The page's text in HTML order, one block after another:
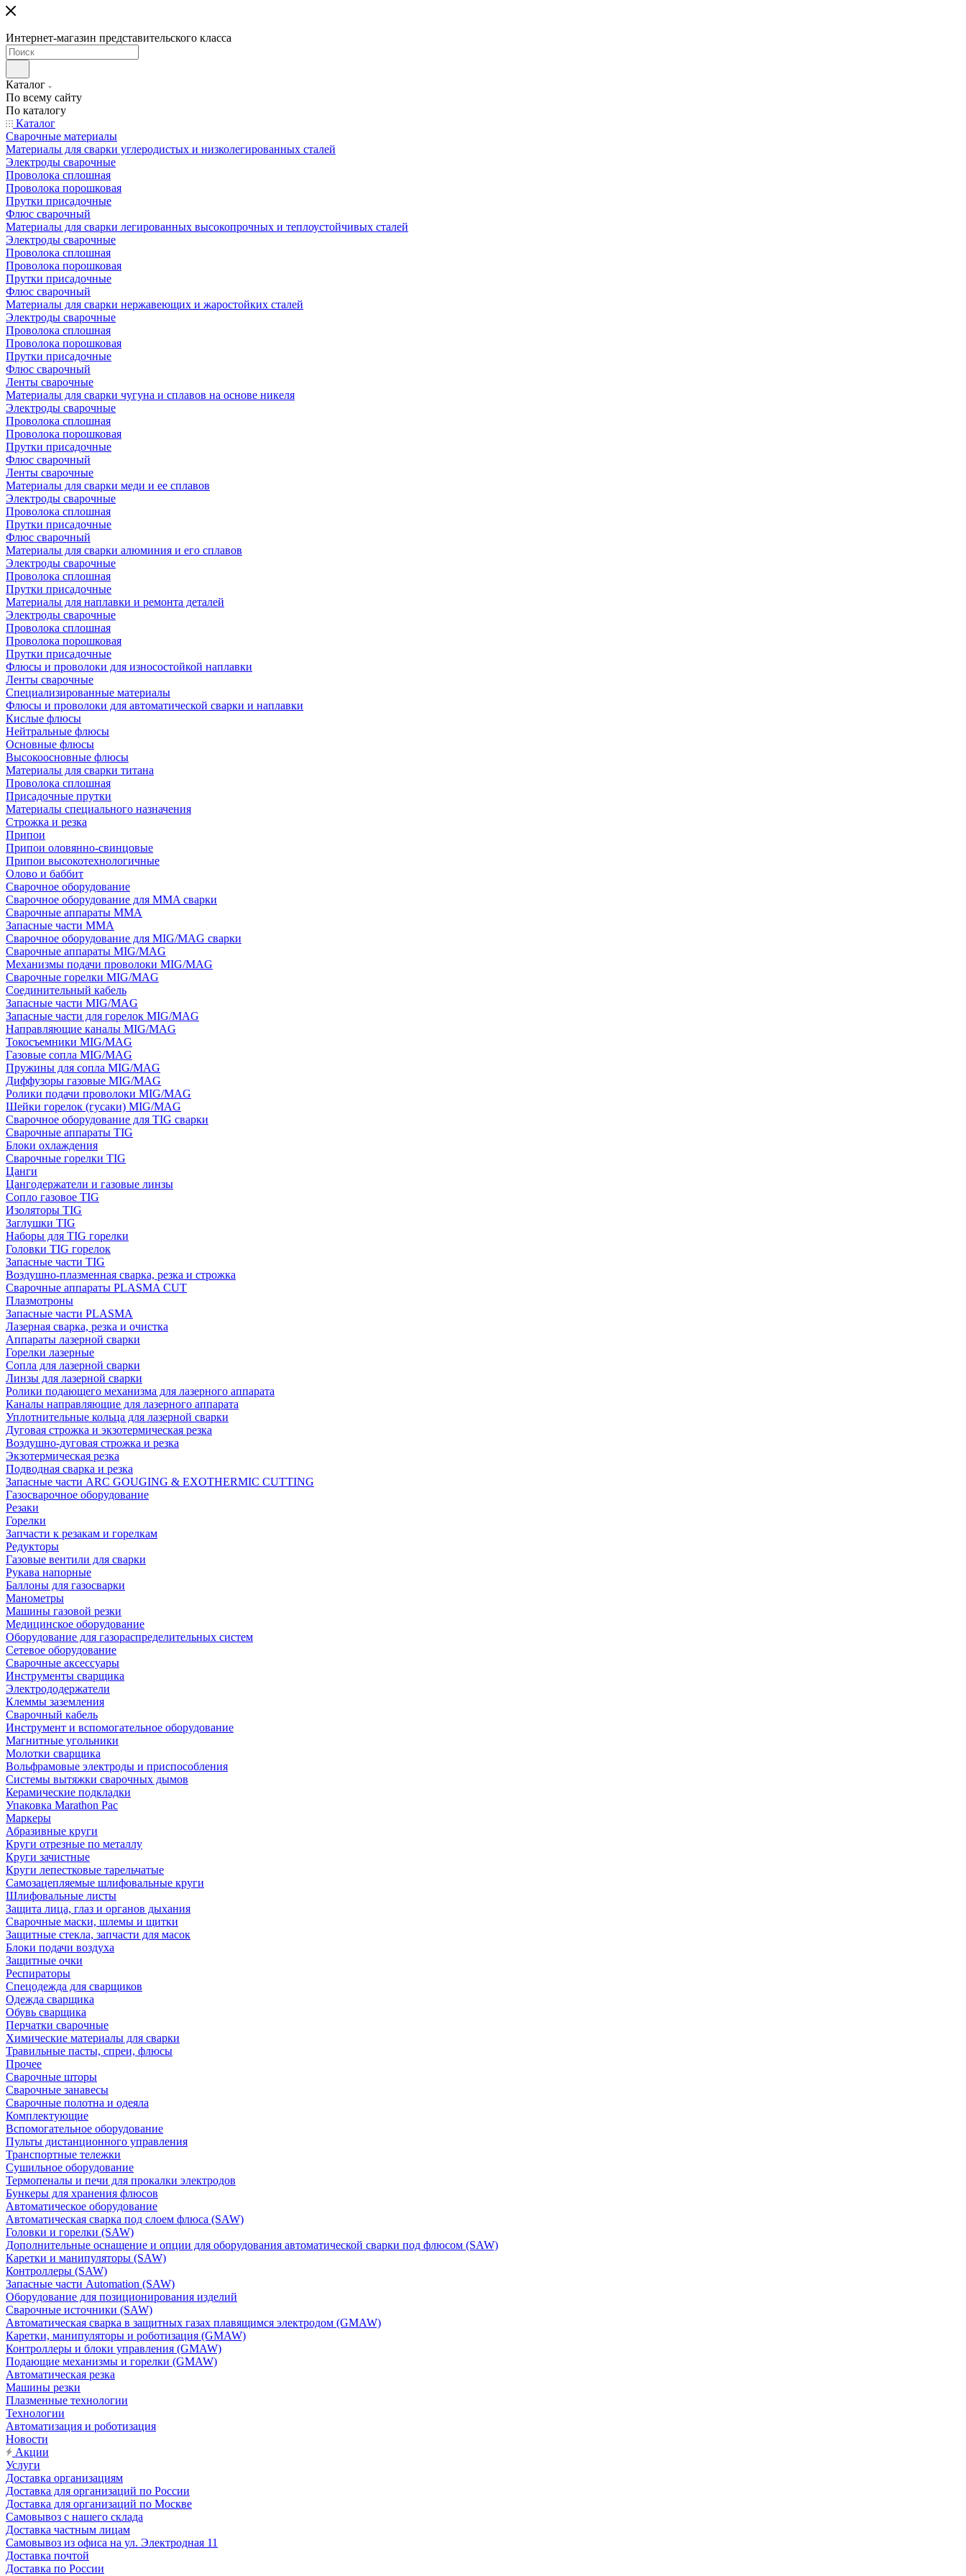
Интернет-магазин представительского класса
Каталог
По всему сайту
По каталогу
Каталог
Сварочные материалы
Материалы для сварки углеродистых и низколегированных сталей
Электроды сварочные
Проволока сплошная
Проволока порошковая
Прутки присадочные
Флюс сварочный
Материалы для сварки легированных высокопрочных и теплоустойчивых сталей
Электроды сварочные
Проволока сплошная
Проволока порошковая
Прутки присадочные
Флюс сварочный
Материалы для сварки нержавеющих и жаростойких сталей
Электроды сварочные
Проволока сплошная
Проволока порошковая
Прутки присадочные
Флюс сварочный
Ленты сварочные
Материалы для сварки чугуна и сплавов на основе никеля
Электроды сварочные
Проволока сплошная
Проволока порошковая
Прутки присадочные
Флюс сварочный
Ленты сварочные
Материалы для сварки меди и ее сплавов
Электроды сварочные
Проволока сплошная
Прутки присадочные
Флюс сварочный
Материалы для сварки алюминия и его сплавов
Электроды сварочные
Проволока сплошная
Прутки присадочные
Материалы для наплавки и ремонта деталей
Электроды сварочные
Проволока сплошная
Проволока порошковая
Прутки присадочные
Флюсы и проволоки для износостойкой наплавки
Ленты сварочные
Специализированные материалы
Флюсы и проволоки для автоматической сварки и наплавки
Кислые флюсы
Нейтральные флюсы
Основные флюсы
Высокоосновные флюсы
Материалы для сварки титана
Проволока сплошная
Присадочные прутки
Материалы специального назначения
Строжка и резка
Припои
Припои оловянно-свинцовые
Припои высокотехнологичные
Олово и баббит
Сварочное оборудование
Сварочное оборудование для MMA сварки
Сварочные аппараты MMA
Запасные части MMA
Сварочное оборудование для MIG/MAG сварки
Сварочные аппараты MIG/MAG
Механизмы подачи проволоки MIG/MAG
Сварочные горелки MIG/MAG
Соединительный кабель
Запасные части MIG/MAG
Запасные части для горелок MIG/MAG
Направляющие каналы MIG/MAG
Токосъемники MIG/MAG
Газовые сопла MIG/MAG
Пружины для сопла MIG/MAG
Диффузоры газовые MIG/MAG
Ролики подачи проволоки MIG/MAG
Шейки горелок (гусаки) MIG/MAG
Сварочное оборудование для TIG сварки
Сварочные аппараты TIG
Блоки охлаждения
Сварочные горелки TIG
Цанги
Цангодержатели и газовые линзы
Сопло газовое TIG
Изоляторы TIG
Заглушки TIG
Наборы для TIG горелки
Головки TIG горелок
Запасные части TIG
Воздушно-плазменная сварка, резка и строжка
Сварочные аппараты PLASMA CUT
Плазмотроны
Запасные части PLASMA
Лазерная сварка, резка и очистка
Аппараты лазерной сварки
Горелки лазерные
Сопла для лазерной сварки
Линзы для лазерной сварки
Ролики подающего механизма для лазерного аппарата
Каналы направляющие для лазерного аппарата
Уплотнительные кольца для лазерной сварки
Дуговая строжка и экзотермическая резка
Воздушно-дуговая строжка и резка
Экзотермическая резка
Подводная сварка и резка
Запасные части ARC GOUGING & EXOTHERMIC CUTTING
Газосварочное оборудование
Резаки
Горелки
Запчасти к резакам и горелкам
Редукторы
Газовые вентили для сварки
Рукава напорные
Баллоны для газосварки
Манометры
Машины газовой резки
Медицинское оборудование
Оборудование для газораспределительных систем
Сетевое оборудование
Сварочные аксессуары
Инструменты сварщика
Электрододержатели
Клеммы заземления
Сварочный кабель
Инструмент и вспомогательное оборудование
Магнитные угольники
Молотки сварщика
Вольфрамовые электроды и приспособления
Системы вытяжки сварочных дымов
Керамические подкладки
Упаковка Marathon Pac
Маркеры
Абразивные круги
Круги отрезные по металлу
Круги зачистные
Круги лепестковые тарельчатые
Самозацепляемые шлифовальные круги
Шлифовальные листы
Защита лица, глаз и органов дыхания
Сварочные маски, шлемы и щитки
Защитные стекла, запчасти для масок
Блоки подачи воздуха
Защитные очки
Респираторы
Спецодежда для сварщиков
Одежда сварщика
Обувь сварщика
Перчатки сварочные
Химические материалы для сварки
Травильные пасты, спреи, флюсы
Прочее
Сварочные шторы
Сварочные занавесы
Сварочные полотна и одеяла
Комплектующие
Вспомогательное оборудование
Пульты дистанционного управления
Транспортные тележки
Сушильное оборудование
Термопеналы и печи для прокалки электродов
Бункеры для хранения флюсов
Автоматическое оборудование
Автоматическая сварка под слоем флюса (SAW)
Головки и горелки (SAW)
Дополнительные оснащение и опции для оборудования автоматической сварки под флюсом (SAW)
Каретки и манипуляторы (SAW)
Контроллеры (SAW)
Запасные части Automation (SAW)
Оборудование для позиционирования изделий
Сварочные источники (SAW)
Автоматическая сварка в защитных газах плавящимся электродом (GMAW)
Каретки, манипуляторы и роботизация (GMAW)
Контроллеры и блоки управления (GMAW)
Подающие механизмы и горелки (GMAW)
Автоматическая резка
Машины резки
Плазменные технологии
Технологии
Автоматизация и роботизация
Новости
Акции
Услуги
Доставка организациям
Доставка для организаций по России
Доставка для организаций по Москве
Самовывоз с нашего склада
Доставка частным лицам
Самовывоз из офиса на ул. Электродная 11
Доставка почтой
Доставка по России